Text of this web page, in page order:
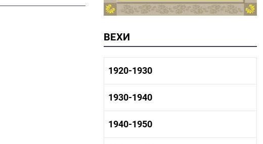
ВЕХИ
1920-1930
1920-1930 история
1920-1930 культура
1930-1940
1930-1940 история
1930-1940 культура
1940-1950